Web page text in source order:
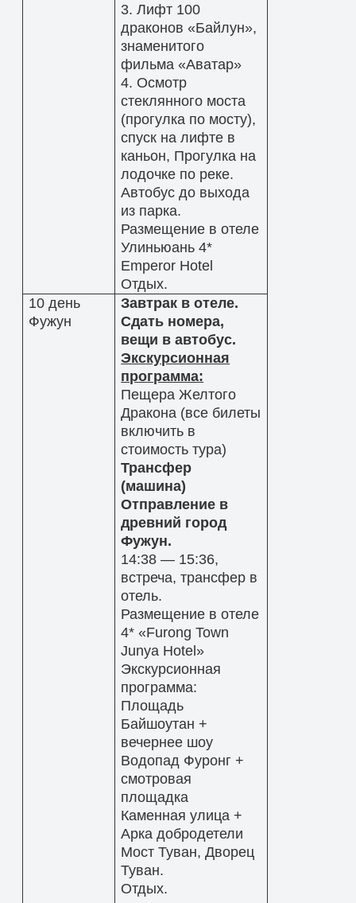
3. Лифт 100
драконов «Байлун»,
знаменитого
фильма «Аватар»
4. Осмотр
стеклянного моста
(прогулка по мосту),
спуск на лифте в
каньон, Прогулка на
лодочке по реке.
Автобус до выхода
из парка.
Размещение в отеле
Улиньюань 4*
Emperor Hotel
Отдых.
10 день
Фужун
Завтрак в отеле.
Сдать номера,
вещи в автобус.
Экскурсионная
программа:
Пещера Желтого
Дракона (все билеты
включить в
стоимость тура)
Трансфер
(машина)
Отправление в
древний город
Фужун.
14:38 — 15:36,
встреча, трансфер в
отель.
Размещение в отеле
4* «Furong Town
Junya Hotel»
Экскурсионная
программа:
Площадь
Байшоутан +
вечернее шоу
Водопад Фуронг +
смотровая
площадка
Каменная улица +
Арка добродетели
Мост Туван, Дворец
Туван.
Отдых.